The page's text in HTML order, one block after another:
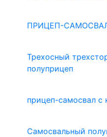
ПРИЦЕП-
Трехосный
полуприцеп
прицеп-самосвал
Самосвальный